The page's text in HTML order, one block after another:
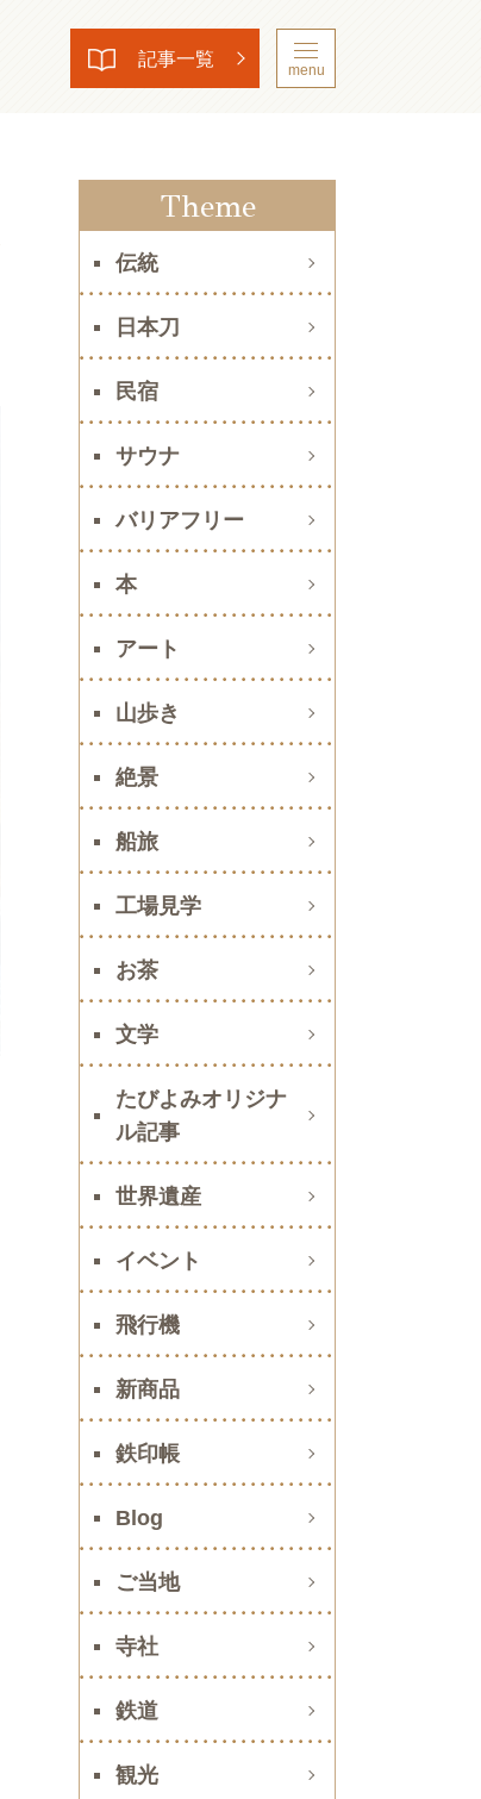
記事一覧
menu
Theme
伝統
日本刀
民宿
サウナ
バリアフリー
本
アート
山歩き
絶景
船旅
工場見学
お茶
文学
たびよみオリジナ
ル記事
世界遺産
イベント
飛行機
新商品
鉄印帳
Blog
ご当地
寺社
鉄道
観光